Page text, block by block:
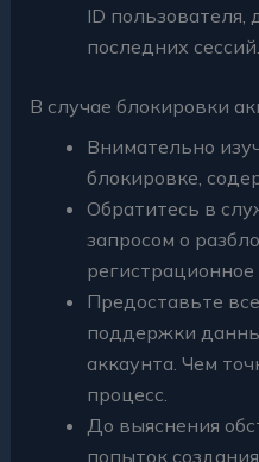
ID пользователя,
последних сессий.
В случае блокировки
Внимательно
блокировке,
Обратитесь в
запросом о
регистрационное
Предоставьте
поддержки
аккаунта. Чем
процесс.
До выяснения
попыток